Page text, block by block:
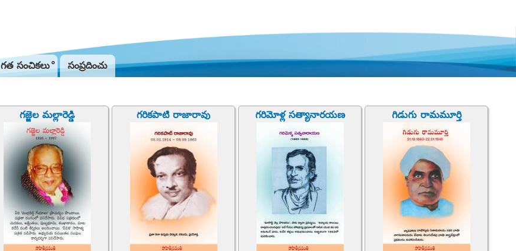
గత సంచికలు సంప్రదించు
గజ్జెల మల్లారెడ్డి గరికపాటి రాజారావు గరిమోళ్ల సత్యానారయణ గిడుగు రామమూర్తి